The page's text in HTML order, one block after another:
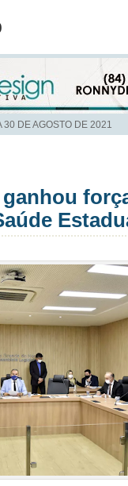
30 DE AGOSTO DE 2021